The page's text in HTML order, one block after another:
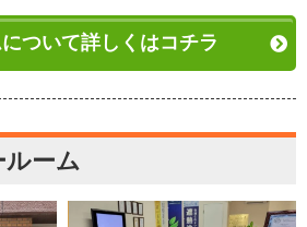
ついて詳しくはコチラ
ルーム